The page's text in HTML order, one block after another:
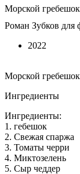
Морской
Роман Зубков для
2022
Морской
Ингредиенты
Ингредиенты:
1. гебешок
2. Свежая спаржа
3. Томаты черри
4. Миктозелень
5. Сыр чеддер